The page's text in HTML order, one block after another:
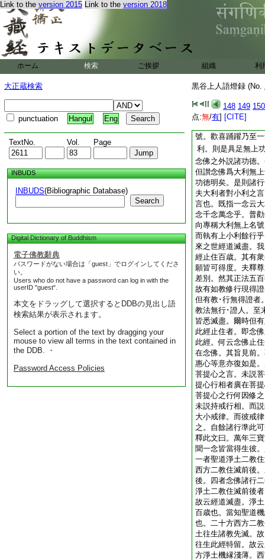
Link to the version 2015 Link to the version 2018
ホーム 検索 ご挨拶 組織 利
大正蔵検索
punctuation Hangul Eng
TextNo. Vol. Page
INBUDS
INBUDS(Bibliographic Database)
Search
Digital Dictionary of Buddhism
電子佛教辭典
パスワードがない場合は「guest」でログインしてくださ
い。
Users who do not have a password can log in with the
userID "guest".
本文をドラッグして選択するとDDBの見出し語
検索結果が表示されます。
Select a portion of the text by dragging your
mouse to view all terms in the text contained in
the DDB. ・
Password Access Policies
黒谷上人語燈録 (No.
148 149 150
点:無/有] [CITE]
竺有三種寺。一者
學小乘。二者一向
大乘。三者大小兼
之言亦遮餘也。若
非一向也。然此三
三意。一者爲廢諸
念佛與諸行各立三
義中初義爲正。其
號。歡喜踊躍乃至
利。則是具足無上
念佛之外説諸功徳
但讃念佛爲大利無
功徳明矣。是則諸
夫大利者對小利之
言也。既指一念云
念千念萬念乎。普
向專稱大利無上名
而執有上小利餘行
來之世經道滅盡。
經止住百歳。其有
願皆可得度。夫釋
差別。然其正法五
故有如教修行現得
但有教･行無得證者
教法無行･證人。至
皆悉滅盡。爾時但
此經止住者。即念
此經。何云念佛止
在念佛。其旨見前
惠心等意亦復如是
菩提心之言。未説
提心行相者廣在菩
菩提心之行何因修
未説持戒行相。而
大小戒律。而彼戒
之。自餘諸行準此
釋此文曰。萬年三
聞一念皆當得生彼
一者聖道淨土二教
西方二教住滅前後
後。四者念佛諸行
淨土二教住滅前後
故云經道滅盡。淨
百歳也。當知聖道
也。二十方西方二
土往生諸教先滅。
往生此經特留。故
方淨土機縁淺薄。